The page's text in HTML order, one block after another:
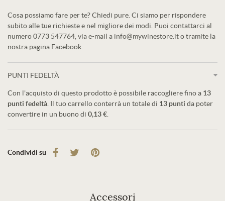
Cosa possiamo fare per te? Chiedi pure. Ci siamo per rispondere
subito alle tue richieste e nel migliore dei modi. Puoi contattarci al
numero 0773 547764, via e-mail a info@mywinestore.it o tramite la
nostra pagina Facebook.
PUNTI FEDELTÀ
Con l'acquisto di questo prodotto è possibile raccogliere fino a 13
punti fedeltà . Il tuo carrello conterrà un totale di 13 punti da poter
convertire in un buono di 0,13 €
Condividi su
Accessori